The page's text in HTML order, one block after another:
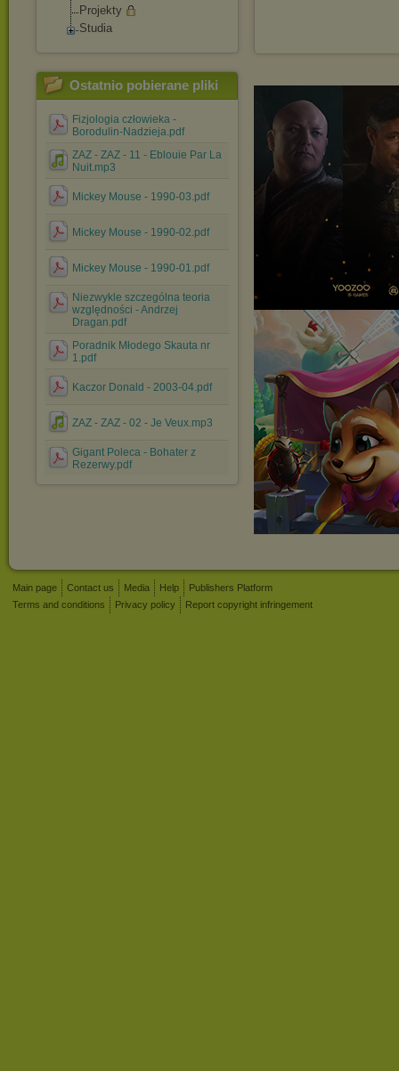
Projekty
Studia
Ostatnio pobierane pliki
Fizjologia człowieka -
Borodulin-Nadzieja.pdf
ZAZ - ZAZ - 11 - Eblouie Par La
Nuit.mp3
Mickey Mouse - 1990-03.pdf
Mickey Mouse - 1990-02.pdf
Mickey Mouse - 1990-01.pdf
Niezwykle szczególna teoria
względności - Andrzej
Dragan.pdf
Poradnik Młodego Skauta nr
1.pdf
Kaczor Donald - 2003-04.pdf
ZAZ - ZAZ - 02 - Je Veux.mp3
Gigant Poleca - Bohater z
Rezerwy.pdf
Main page Contact us Media Help
Publishers Platform
Terms and conditions
Privacy policy Report copyright infringement